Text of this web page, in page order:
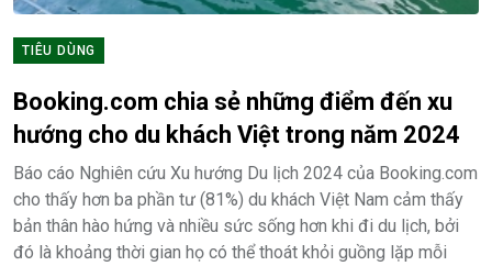
TIÊU DÙNG
Booking.com chia sẻ những điểm đến xu
hướng cho du khách Việt trong năm 2024
Báo cáo Nghiên cứu Xu hướng Du lịch 2024 của Booking.com
cho thấy hơn ba phần tư (81%) du khách Việt Nam cảm thấy
bản thân hào hứng và nhiều sức sống hơn khi đi du lịch, bởi
đó là khoảng thời gian họ có thể thoát khỏi guồng lặp mỗi